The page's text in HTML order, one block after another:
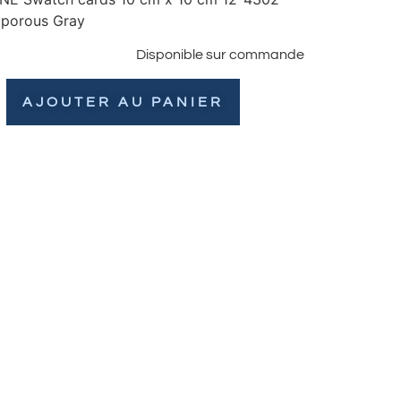
Gray
Disponible sur commande
AJOUTER AU PANIER